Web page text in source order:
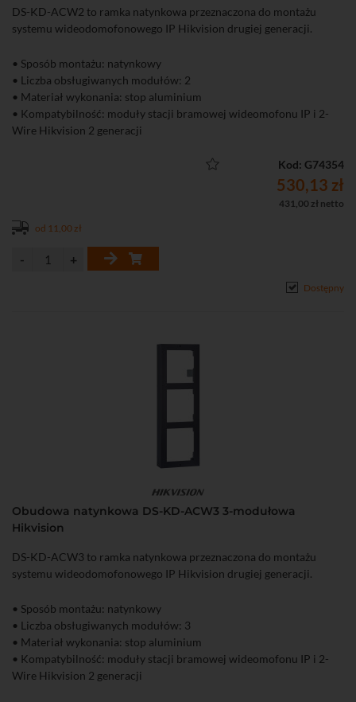
DS-KD-ACW2 to ramka natynkowa przeznaczona do montażu
systemu wideodomofonowego IP Hikvision drugiej generacji.
• Sposób montażu: natynkowy
• Liczba obsługiwanych modułów: 2
• Materiał wykonania: stop aluminium
• Kompatybilność: moduły stacji bramowej wideomofonu IP i 2-
Wire Hikvision 2 generacji
Kod: G74354
530,13 zł
431,00 zł netto
od 11,00 zł
Dostępny
Obudowa natynkowa DS-KD-ACW3 3-modułowa
Hikvision
DS-KD-ACW3 to ramka natynkowa przeznaczona do montażu
systemu wideodomofonowego IP Hikvision drugiej generacji.
• Sposób montażu: natynkowy
• Liczba obsługiwanych modułów: 3
• Materiał wykonania: stop aluminium
• Kompatybilność: moduły stacji bramowej wideomofonu IP i 2-
Wire Hikvision 2 generacji